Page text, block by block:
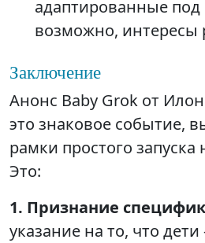
адаптированные под
возможно, интересы
Заключение
Анонс Baby Grok от
это знаковое событие,
рамки простого запуска
Это:
1. Признание
указание на то, что